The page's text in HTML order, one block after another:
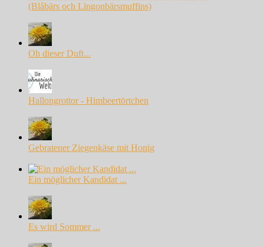
(Blåbärs och Lingonbärsmuffins)
Oh dieser Duft...
Hallongrottor - Himbeertörtchen
Gebratener Ziegenkäse mit Honig
Ein möglicher Kandidat ...
Es wird Sommer ...